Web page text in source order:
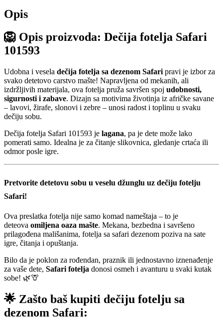
Opis
🦁 Opis proizvoda: Dečija fotelja Safari
101593
Udobna i vesela dečija fotelja sa dezenom Safari pravi je izbor za
svako detetovo carstvo mašte! Napravljena od mekanih, ali
izdržljivih materijala, ova fotelja pruža savršen spoj udobnosti,
sigurnosti i zabave. Dizajn sa motivima životinja iz afričke savane
– lavovi, žirafe, slonovi i zebre – unosi radost i toplinu u svaku
dečiju sobu.
Dečija fotelja Safari 101593 je lagana, pa je dete može lako
pomerati samo. Idealna je za čitanje slikovnica, gledanje crtaća ili
odmor posle igre.
Pretvorite detetovu sobu u veselu džunglu uz dečiju fotelju
Safari!
Ova preslatka fotelja nije samo komad nameštaja – to je
deteova omiljena oaza mašte. Mekana, bezbedna i savršeno
prilagođena mališanima, fotelja sa safari dezenom poziva na sate
igre, čitanja i opuštanja.
Bilo da je poklon za rođendan, praznik ili jednostavno iznenađenje
za vaše dete, Safari fotelja donosi osmeh i avanturu u svaki kutak
sobe! 🌿🦒
🌟 Zašto baš kupiti dečiju fotelju sa
dezenom Safari: